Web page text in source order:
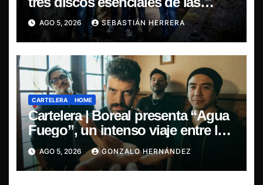
leyendas del doom
AGO 5, 2026 SEBASTIÁN HERRERA
CARTELERA HOME
Cartelera | Boreal presenta “Agua
Fuego”, un intenso viaje entre la
pasión y la desilusión
AGO 5, 2026 GONZALO HERNÁNDEZ